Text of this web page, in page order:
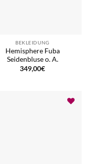
BEKLEIDUNG
Hemisphere Fuba
Seidenbluse o. A.
349,00€